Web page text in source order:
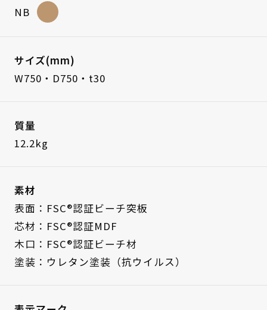
NB
サイズ(mm)
W750・D750・t30
質量
12.2kg
素材
表面：FSC®認証ビーチ突板
芯材：FSC®認証MDF
木口：FSC®認証ビーチ材
塗装：ウレタン塗装（抗ウイルス）